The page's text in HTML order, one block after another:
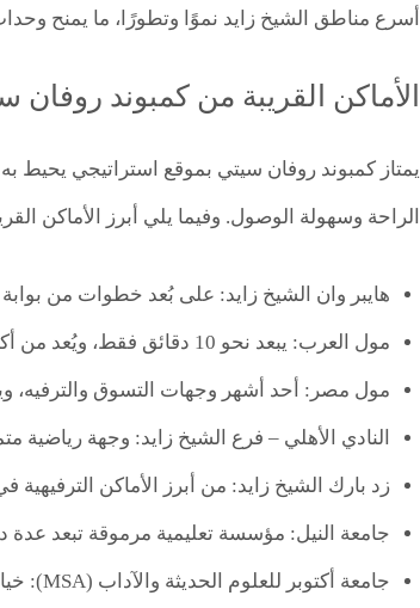
أسرع مناطق الشيخ زايد نموًا وتطورًا، ما يمنح
الأماكن القريبة من كمبوند روفان
يمتاز كمبوند روفان سيتي بموقع استراتيجي يحيط
الراحة وسهولة الوصول. وفيما يلي أبرز الأماكن
هايبر وان الشيخ زايد: على بُعد خطوات من
مول العرب: يبعد نحو 10 دقائق فقط، ويُعد من أكبر المراكز التجارية في مصر.
مول مصر: أحد أشهر وجهات التسوق
النادي الأهلي – فرع الشيخ زايد: وجهة رياضية
زد بارك الشيخ زايد: من أبرز الأماكن
جامعة النيل: مؤسسة تعليمية مرموقة تبعد
جامعة أكتوبر للعلوم الحديثة والآداب (MSA): خيار مثالي للسكان الباحثين عن بيئة تعليمية متميزة لأبنائهم.